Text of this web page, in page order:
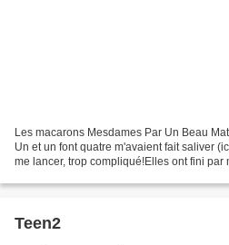
Les macarons Mesdames Par Un Beau
Un et un font quatre m'avaient fait saliver
me lancer, trop compliqué!Elles ont fini
Teen2